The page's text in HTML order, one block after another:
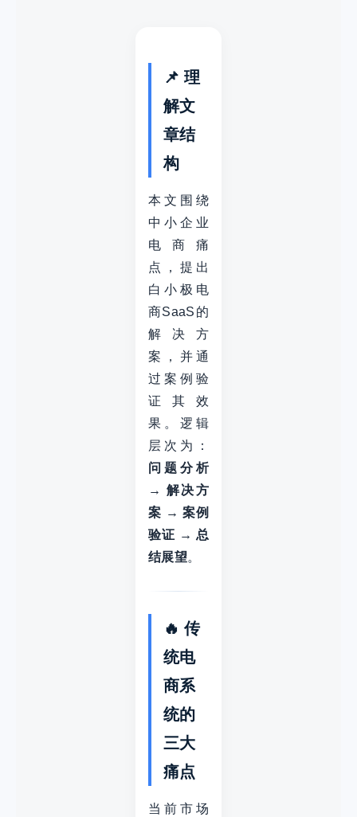
📌 理
解文
章结
构
本文围绕
中小企业
电商痛
点，提出
白小极电
商SaaS的
解决方
案，并通
过案例验
证其效
果。逻辑
层次为：
问题分析
→ 解决方
案 → 案例
验证 → 总
结展望。
🔥 传
统电
商系
统的
三大
痛点
当前市场